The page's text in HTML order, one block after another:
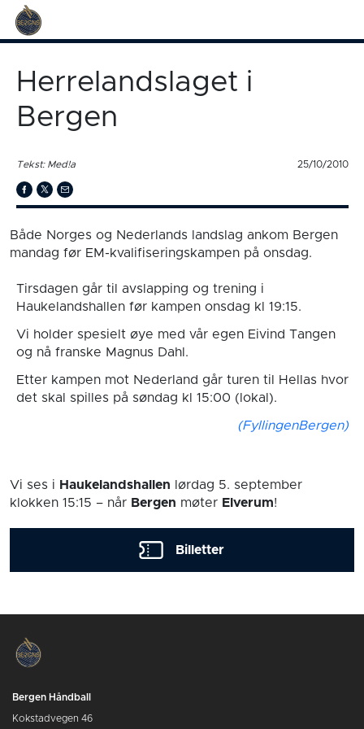
Herrelandslaget i
Bergen
Tekst: Med!a 25/10/2010
Både Norges og Nederlands landslag ankom Bergen
mandag før EM-kvalifiseringskampen på onsdag.
Tirsdagen går til avslapping og trening i
Haukelandshallen før kampen onsdag kl 19:15.
Vi holder spesielt øye med vår egen Eivind Tangen
og nå franske Magnus Dahl.
Etter kampen mot Nederland går turen til Hellas hvor
det skal spilles på søndag kl 15:00 (lokal).
(FyllingenBergen)
Vi ses i Haukelandshallen lørdag 5. september
klokken 15:15 – når Bergen møter Elverum!
Billetter
Bergen Håndball
Kokstadvegen 46